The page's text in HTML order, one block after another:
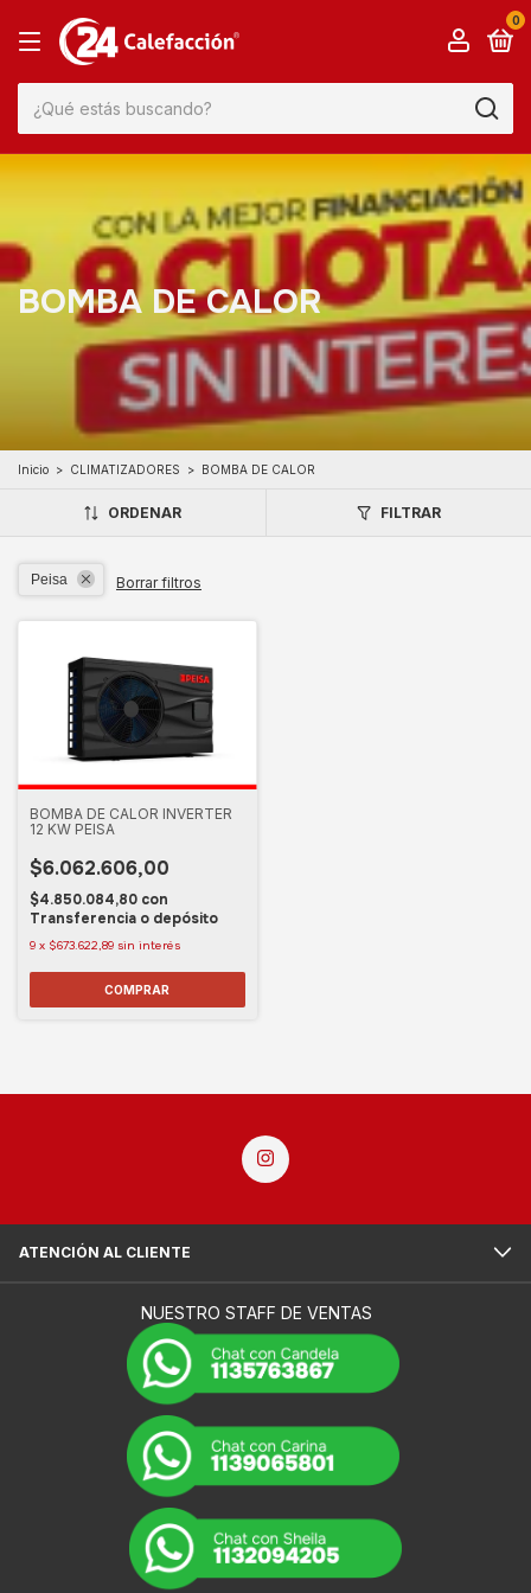
0
BOMBA DE CALOR
Inicio > CLIMATIZADORES > BOMBA DE CALOR
ORDENAR FILTRAR
Peisa Borrar filtros
BOMBA DE CALOR INVERTER
12 KW PEISA
$6.062.606,00
$4.850.084,80 con
Transferencia o depósito
9 x $673.622,89 sin interés
ATENCIÓN AL CLIENTE
NUESTRO STAFF DE VENTAS